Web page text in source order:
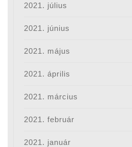
2021. július
2021. június
2021. május
2021. április
2021. március
2021. február
2021. január